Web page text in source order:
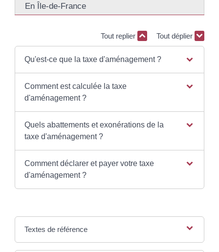
En Île-de-France
Tout replier Tout déplier
Qu'est-ce que la taxe d'aménagement ?
Comment est calculée la taxe
d'aménagement ?
Quels abattements et exonérations de la
taxe d'aménagement ?
Comment déclarer et payer votre taxe
d'aménagement ?
Textes de référence